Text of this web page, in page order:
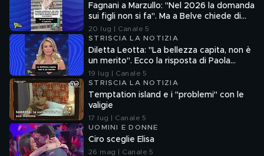
Fagnani a Marzullo: "Nel 2026 la domanda
sui figli non si fa". Ma a Belve chiede di
aborto e maternità
20 lug | Canale 5
STRISCIA LA NOTIZIA
Diletta Leotta: "La bellezza capita, non è
un merito". Ecco la risposta di Paola
Ferrari
19 lug | Canale 5
STRISCIA LA NOTIZIA
Temptation island e i "problemi" con le
valigie
17 lug | Canale 5
UOMINI E DONNE
Ciro sceglie Elisa
26 mag | Canale 5